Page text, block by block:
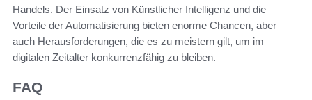
Handels. Der Einsatz von Künstlicher Intelligenz und die
Vorteile der Automatisierung bieten enorme Chancen, aber
auch Herausforderungen, die es zu meistern gilt, um im
digitalen Zeitalter konkurrenzfähig zu bleiben.
FAQ